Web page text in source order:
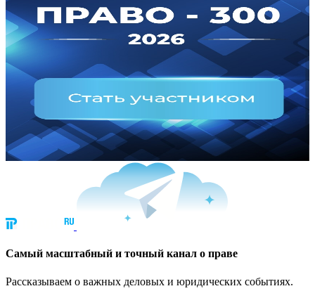
Cамый масштабный и точный канал о праве
Рассказываем о важных деловых и юридических событиях.